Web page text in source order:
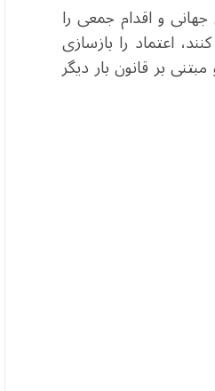
و اقدام جمعی را
اعتماد را بازسازی
بر قانون بار دیگر